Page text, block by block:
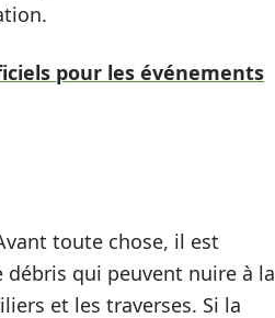
pour les événements
toute chose, il est
qui peuvent nuire à la
et les traverses. Si la